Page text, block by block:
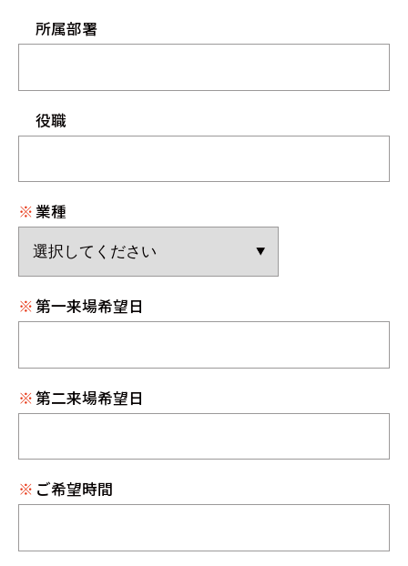
所属部署
役職
※業種
※第一来場希望日
※第二来場希望日
※ ご希望時間